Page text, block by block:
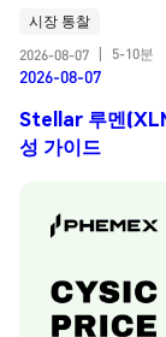
시장 통찰
2026-08-07
5-10분
2026-08-07
Stellar 루멘
성 가이드